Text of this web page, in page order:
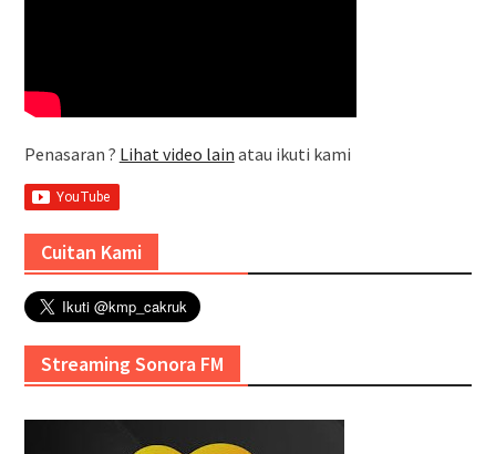
Penasaran ? Lihat video lain atau ikuti kami
Cuitan Kami
Streaming Sonora FM